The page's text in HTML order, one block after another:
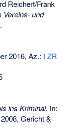
Reichert/Frank
Vereins- und
2016, Az.: I ZR
ins Kriminal. In:
Gericht &